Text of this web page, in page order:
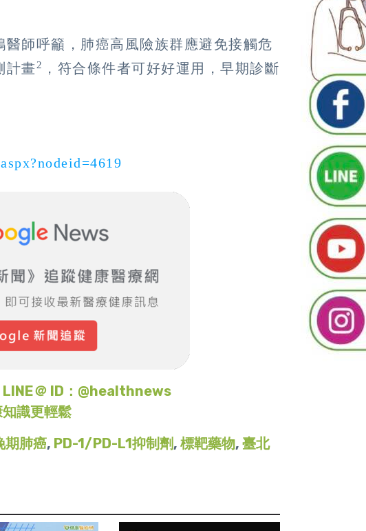
師呼籲，肺癌高風險族群應避免接觸危
計畫 2 ，符合條件者可好好運用，早期診斷
LINE＠ ID：@healthnews
識更輕鬆
期肺癌, PD-1/PD-L1抑制劑, 標靶藥物, 臺北